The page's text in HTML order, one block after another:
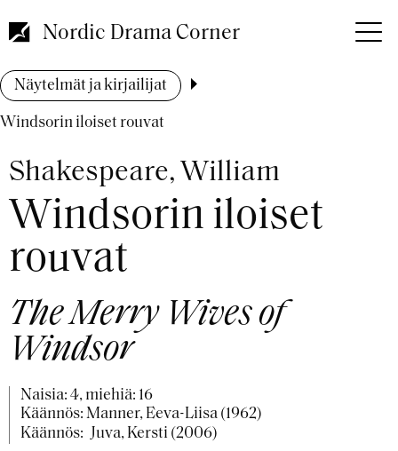
pääsisältöön
Nordic Drama Corner
Murupolku
Näytelmät ja kirjailijat
Windsorin iloiset rouvat
Shakespeare, William
Windsorin iloiset
rouvat
The Merry Wives of
Windsor
Naisia: 4, miehiä: 16
Käännös: Manner, Eeva-Liisa (1962)
Käännös: Juva, Kersti (2006)